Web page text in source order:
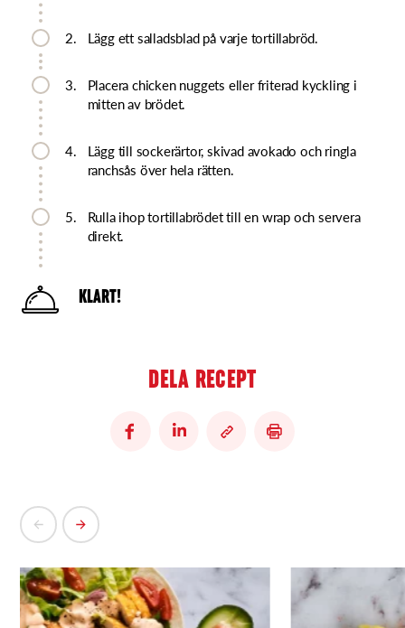
2. Lägg ett salladsblad på varje tortillabröd.
3.
Placera chicken nuggets eller friterad kyckling i
mitten av brödet.
4.
Lägg till sockerärtor, skivad avokado och ringla
ranchsås över hela rätten.
5.
Rulla ihop tortillabrödet till en wrap och servera
direkt.
KLART!
DELA RECEPT